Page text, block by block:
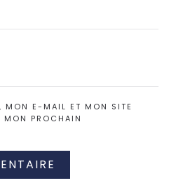
MON E-MAIL ET MON SITE
MON PROCHAIN